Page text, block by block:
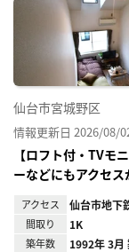
仙台市宮城野区
情報更新日 2026/08/
【ロフト付・TVモ
ーなどにもアクセ
アクセス 仙台市地下
間取り 1K
築年数 1992年 3月